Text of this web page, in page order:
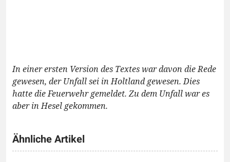
In einer ersten Version des Textes war davon die Rede
gewesen, der Unfall sei in Holtland gewesen. Dies
hatte die Feuerwehr gemeldet. Zu dem Unfall war es
aber in Hesel gekommen.
Ähnliche Artikel